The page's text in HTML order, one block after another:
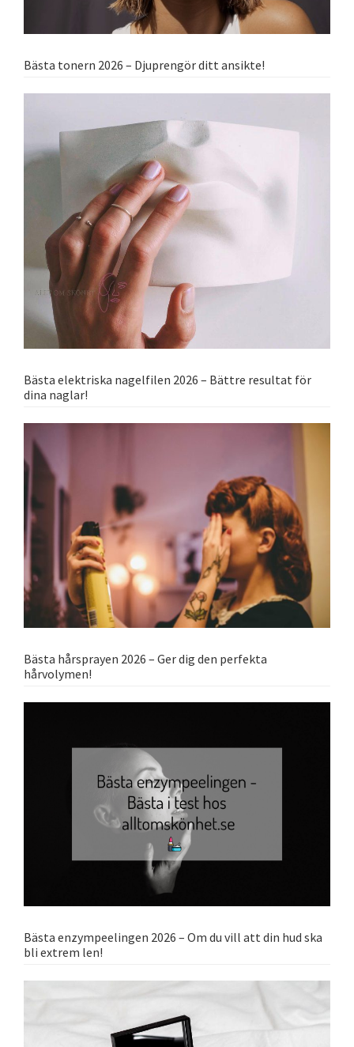
Bästa tonern 2026 – Djuprengör ditt ansikte!
Bästa elektriska nagelfilen 2026 – Bättre resultat för
dina naglar!
Bästa hårsprayen 2026 – Ger dig den perfekta
hårvolymen!
Bästa enzympeelingen 2026 – Om du vill att din hud ska
bli extrem len!